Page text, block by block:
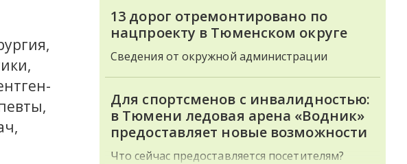
13 дорог отремонтировано по
нацпроекту в Тюменском округе
Сведения от окружной администрации
Для спортсменов с инвалидностью:
в Тюмени ледовая арена «Водник»
предоставляет новые возможности
Что сейчас предоставляется посетителям?